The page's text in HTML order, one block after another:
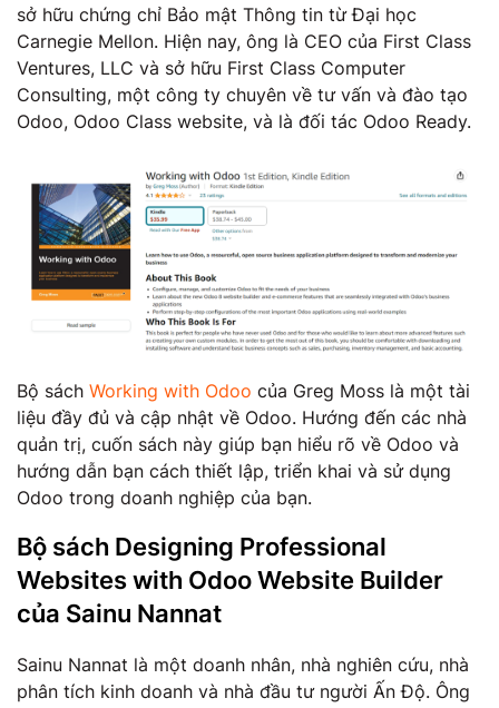
sở hữu chứng chỉ Bảo mật Thông tin từ Đại học
Carnegie Mellon. Hiện nay, ông là CEO của First Class
Ventures, LLC và sở hữu First Class Computer
Consulting, một công ty chuyên về tư vấn và đào tạo
Odoo, Odoo Class website, và là đối tác Odoo Ready.
Bộ sách Working with Odoo của Greg Moss là một tài
liệu đầy đủ và cập nhật về Odoo. Hướng đến các nhà
quản trị, cuốn sách này giúp bạn hiểu rõ về Odoo và
hướng dẫn bạn cách thiết lập, triển khai và sử dụng
Odoo trong doanh nghiệp của bạn.
Bộ sách Designing Professional
Websites with Odoo Website Builder
của Sainu Nannat
Sainu Nannat là một doanh nhân, nhà nghiên cứu, nhà
phân tích kinh doanh và nhà đầu tư người Ấn Độ. Ông